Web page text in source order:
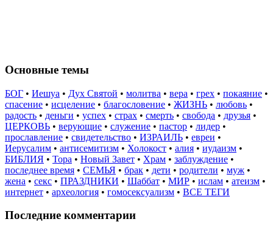
Основные темы
БОГ • Иешуа • Дух Святой • молитва • вера • грех • покаяние •
спасение • исцеление • благословение • ЖИЗНЬ • любовь •
радость • деньги • успех • страх • смерть • свобода • друзья •
ЦЕРКОВЬ • верующие • служение • пастор • лидер •
прославление • свидетельство • ИЗРАИЛЬ • евреи •
Иерусалим • антисемитизм • Холокост • алия • иудаизм •
БИБЛИЯ • Тора • Новый Завет • Храм • заблуждение •
последнее время • СЕМЬЯ • брак • дети • родители • муж •
жена • секс • ПРАЗДНИКИ • Шаббат • МИР • ислам • атеизм •
интернет • археология • гомосексуализм • ВСЕ ТЕГИ
Последние комментарии